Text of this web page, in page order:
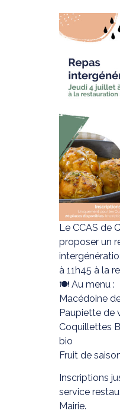
Le CCAS de
proposer un
à 11h45 à la
🍽 Au menu :
Macédoine
Paupiette de
Coquillettes
bio
Fruit de
Inscriptions
service
Mairie.